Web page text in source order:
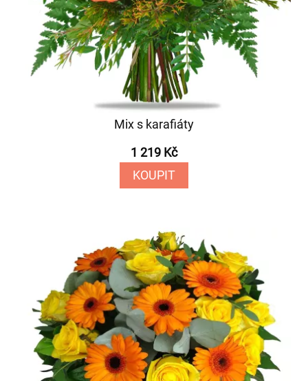
Mix s karafiáty
1 219 Kč
KOUPIT